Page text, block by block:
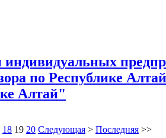
по Республике
Алтай"
18 19 20 Следующая > Последняя >>